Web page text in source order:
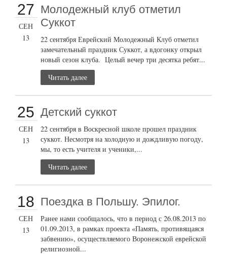
27
СЕН
13
Молодежный клуб отметил
Суккот
22 сентября Еврейский Молодежный Клуб отметил
замечательный праздник Суккот, а вдогонку открыл
новый сезон клуба. Целый вечер три десятка ребят...
Читать далее
25
СЕН
13
Детский суккот
22 сентября в Воскресной школе прошел праздник
суккот. Несмотря на холодную и дождливую погоду,
мы, то есть учителя и ученики,...
Читать далее
18
СЕН
13
Поездка в Польшу. Эпилог.
Ранее нами сообщалось, что в период с 26.08.2013 по
01.09.2013, в рамках проекта «Память, противящаяся
забвению», осуществляемого Воронежской еврейской
религиозной...